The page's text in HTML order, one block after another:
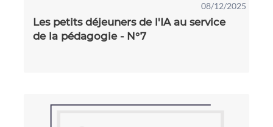
08/12/2025
Les petits déjeuners de l'IA au service
de la pédagogie - N°7